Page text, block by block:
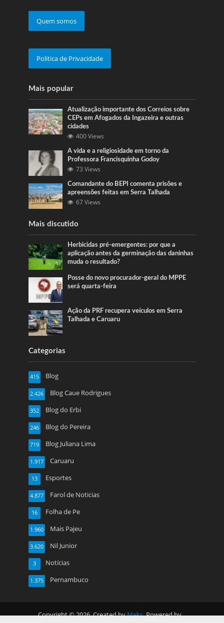
Quem somos
Politica de Privacidade
Mais popular
Atualização importante dos Correios sobre
CEPs em Afogados da Ingazeira e outras
cidades
400 Views
A vida e a religiosidade em torno da
Professora Francisquinha Godoy
73 Views
Comandante do BEPI comenta prisões e
apreensões feitas em Serra Talhada
67 Views
Mais discutido
Herbicidas pré-emergentes: por que a
aplicação antes da germinação das daninhas
muda o resultado?
Posse do novo procurador-geral do MPPE
será quarta-feira
Ação da PRF recupera veículos em Serra
Talhada e Caruaru
Categorias
Blog
415
Blog Caue Rodrigues
2.426
Blog do Erbi
352
Blog do Pereira
246
Blog Juliana Lima
719
Caruaru
1.917
Esportes
13
Farol de Noticias
4.877
Folha de Pe
16
Mais Pajeu
1.960
Nil Junior
3.620
Notícias
3
Pernambuco
1.375
Copyright © 2026. Created byMeks. Powered by